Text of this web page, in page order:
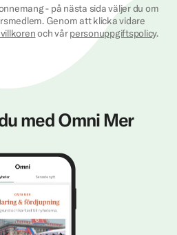
- på nästa sida väljer du om
Genom att klicka vidare
och vårpersonuppgiftspolicy.
med Omni Mer